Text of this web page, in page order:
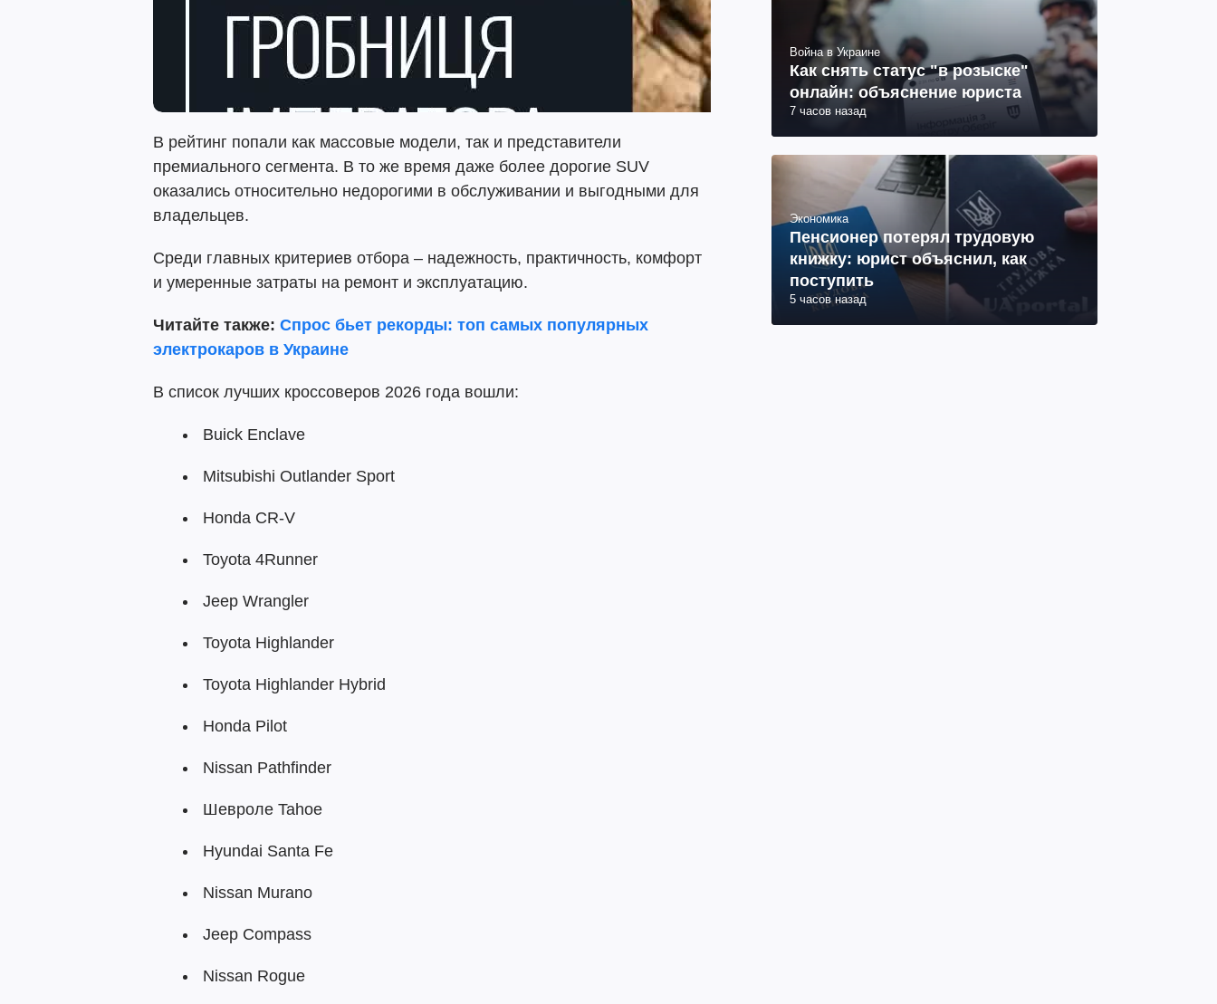
В рейтинг попали как массовые модели, так и представители
премиального сегмента. В то же время даже более дорогие SUV
оказались относительно недорогими в обслуживании и выгодными для
владельцев.
Среди главных критериев отбора – надежность, практичность, комфорт
и умеренные затраты на ремонт и эксплуатацию.
Читайте также: Спрос бьет рекорды: топ самых популярных
электрокаров в Украине
В список лучших кроссоверов 2026 года вошли:
Buick Enclave
Mitsubishi Outlander Sport
Honda CR-V
Toyota 4Runner
Jeep Wrangler
Toyota Highlander
Toyota Highlander Hybrid
Honda Pilot
Nissan Pathfinder
Шевроле Tahoe
Hyundai Santa Fe
Nissan Murano
Jeep Compass
Nissan Rogue
Война в Украине
Как снять статус "в розыске"
онлайн: объяснение юриста
7 часов назад
Экономика
Пенсионер потерял трудовую
книжку: юрист объяснил, как
поступить
5 часов назад